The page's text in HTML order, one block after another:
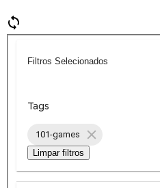
Filtros Selecionados
Tags
101-games
Limpar filtros